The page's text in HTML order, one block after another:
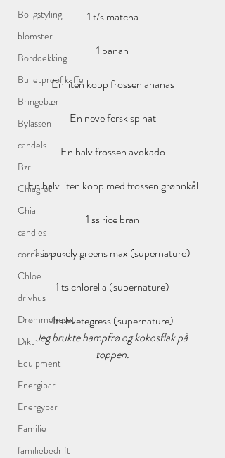
Boligstyling
blomster
Borddekking
Bulletproof kaffe
Bringebær
Bylassen
candels
Bzr
Chiagrøt
Chia
candles
corneliashus
Chloe
drivhus
Drømmehuset
Dikt
Equipment
Energibar
Energybar
Familie
familiebedrift
1 t/s matcha
1 banan
En liten kopp frossen ananas
En neve fersk spinat
En halv frossen avokado
En halv liten kopp med frossen grønnkål
1 ss rice bran
1 ss purely greens max (supernature)
1 ts chlorella (supernature)
1ts hvetegress (supernature)
Jeg brukte hampfrø og kokosflak på
toppen.